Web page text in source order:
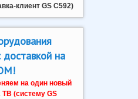
клиент GS C592)
на
на один новый
ТВ (систему GS